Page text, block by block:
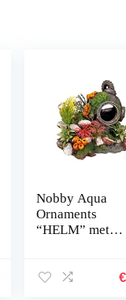
Nobby Aqua
Ornaments
“HELM” met
€